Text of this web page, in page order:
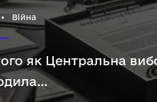
• Війна
як Центральна
...